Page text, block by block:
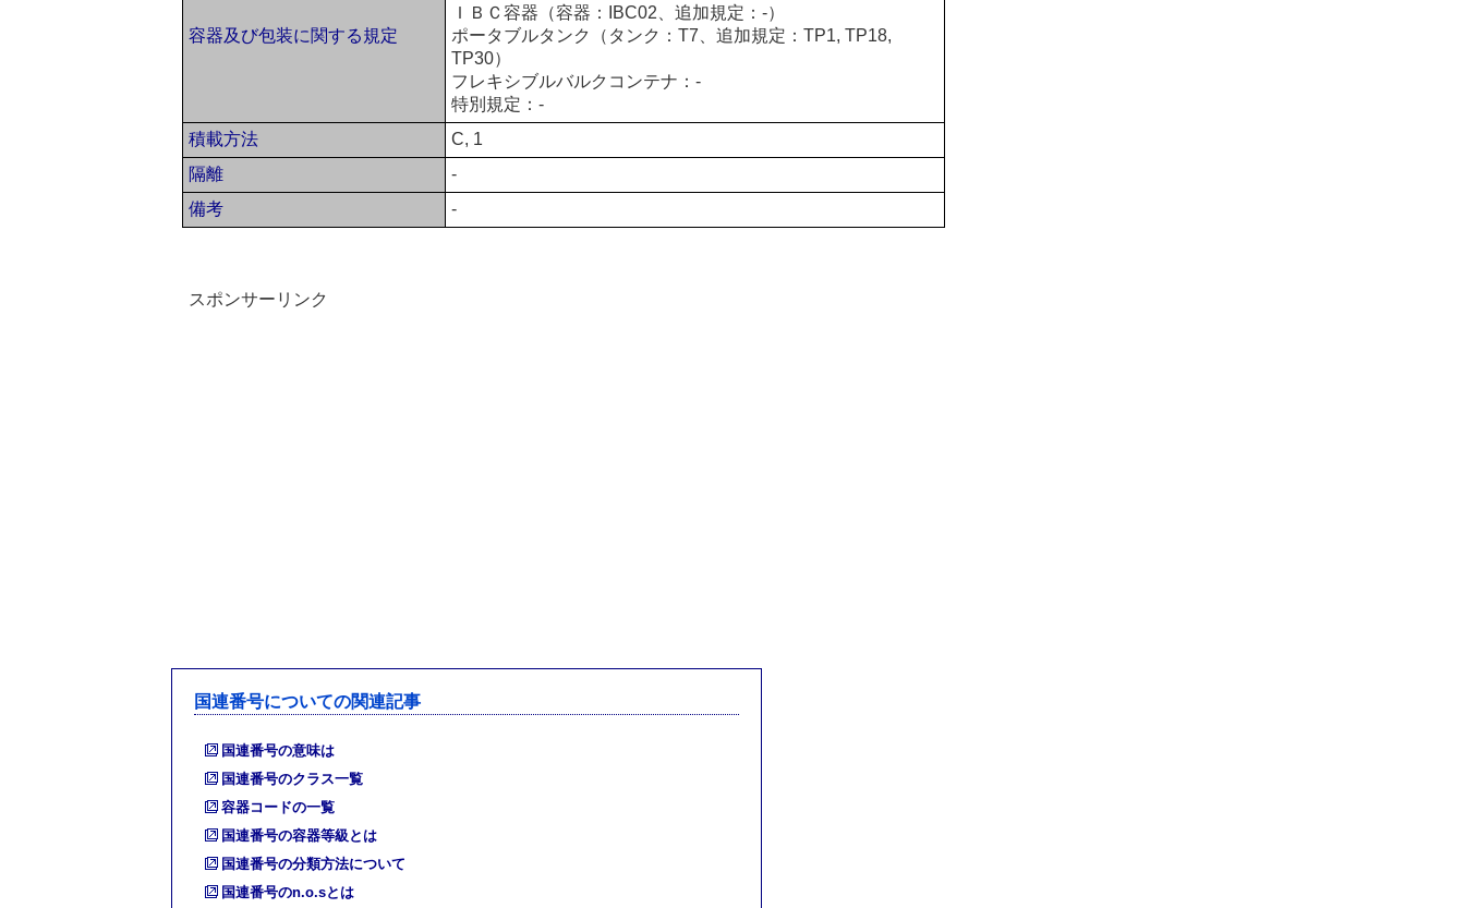
容器及び包装に関する規定
ＩＢＣ容器（容器：IBC02、追加規定：-）
ポータブルタンク（タンク：T7、追加規定：TP1, TP18,
TP30）
フレキシブルバルクコンテナ：-
特別規定：-
積載方法
C, 1
隔離
-
備考
-
スポンサーリンク
国連番号についての関連記事
国連番号の意味は
国連番号のクラス一覧
容器コードの一覧
国連番号の容器等級とは
国連番号の分類方法について
国連番号のn.o.sとは